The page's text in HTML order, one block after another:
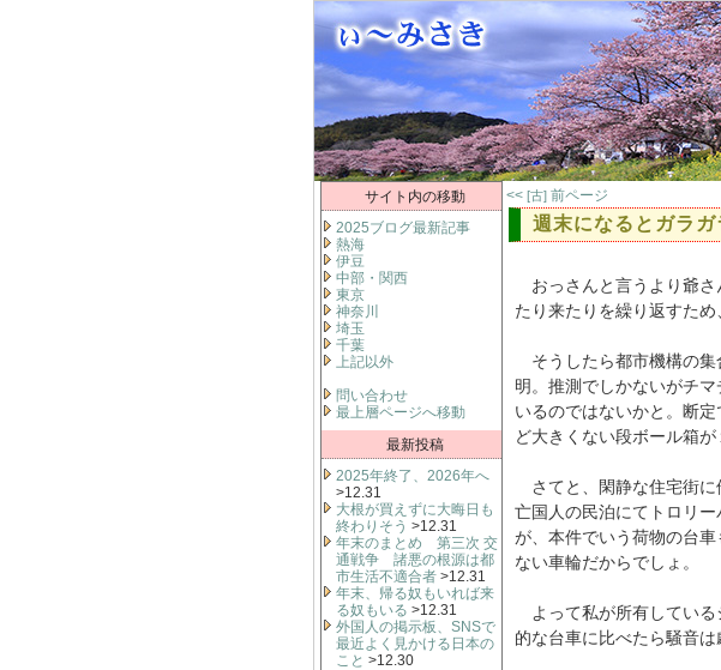
サイト内の移動
2025ブログ最新記事
熱海
伊豆
中部・関西
東京
神奈川
埼玉
千葉
上記以外
問い合わせ
最上層ページへ移動
最新投稿
2025年終了、2026年へ
>12.31
大根が買えずに大晦日も
終わりそう >12.31
年末のまとめ 第三次 交
通戦争 諸悪の根源は都
市生活不適合者 >12.31
年末、帰る奴もいれば来
る奴もいる >12.31
外国人の掲示板、SNSで
最近よく見かける日本の
こと >12.30
<< [古] 前ページ
週末になるとガラ
おっさんと言うより爺さ
たり来たりを繰り返すため
そうしたら都市機構の集
明。推測でしかないがチ
いるのではないかと。断
ど大きくない段ボール箱
さてと、閑静な住宅街に
亡国人の民泊にてトロリ
が、本件でいう荷物の台
ない車輪だからでしょ。
よって私が所有している
的な台車に比べたら騒音は